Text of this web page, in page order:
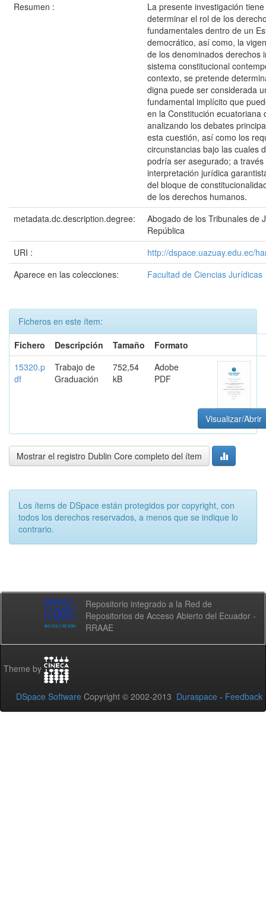
Resumen :
La presente investigación
determinar el rol de los
fundamentales dentro de un
democrático, así como, la
de los denominados derechos
sistema constitucional
contexto, se pretende
digna puede ser considerada
fundamental implícito que
en la Constitución ecuatoriana
analizando los debates
esta cuestión, así como los
circunstancias bajo las cuales
podría ser asegurado; a
interpretación jurídica
del bloque de
de los derechos humanos.
metadata.dc.description.degree:
Abogado de los Tribunales de
República
URI :
http://dspace.uazuay.edu.ec/
Aparece en las colecciones:
Facultad de Ciencias Jurídicas
Ficheros en este ítem:
Fichero
Descripción Tamaño
Formato
15320.p
df
Trabajo de
Graduación
752,54
kB
Adobe
PDF
Visualizar/Abrir
Mostrar el registro Dublin Core completo del ítem
Los ítems de DSpace están protegidos por copyright, con
todos los derechos reservados, a menos que se indique lo
contrario.
Repositorio integrado a la Red de
Repositorios de Acceso Abierto del Ecuador -
RRAAE
Theme by
DSpace Software Copyright © 2002-2013 Duraspace - Feedback